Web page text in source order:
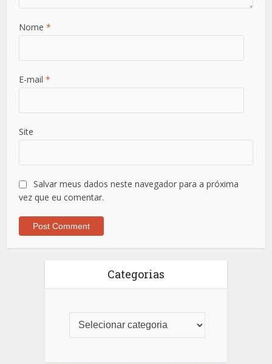
Nome*
E-mail*
Site
Salvar meus dados neste navegador para a próxima
vez que eu comentar.
Categorias